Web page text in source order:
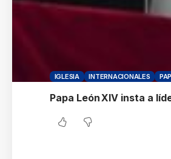
IGLESIA INTERNACIONALES
Papa León XIV insta a